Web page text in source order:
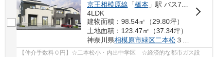
京王相模原線 「橋本 」駅 バス7分 「公園前（相模原市緑区）」 停歩5分
4LDK
建物面積：98.54㎡（29.80坪）
土地面積：123.47㎡（37.34坪）
神奈川県相模原市緑区二本松３丁目
【仲介手数料０円】☆二本松小・内出中学区 ☆経済的な都市ガス設